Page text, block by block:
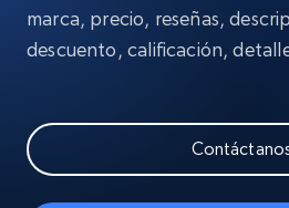
marca, precio, reseñas,
descuento, calificación,